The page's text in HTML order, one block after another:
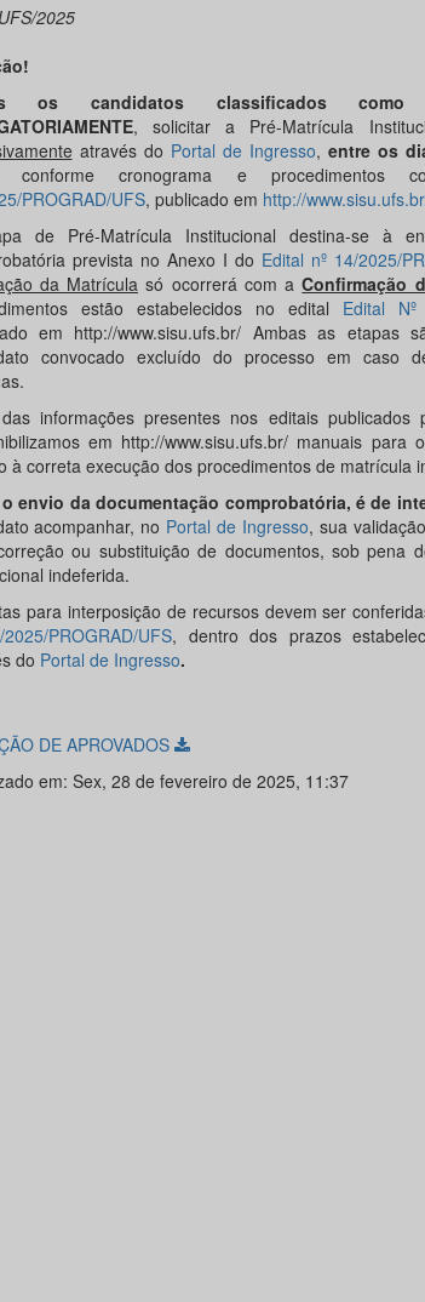
2025
os candidatos classificados como
, solicitar a Pré-Matrícula
através do Portal de Ingresso, entre os
conforme cronograma e procedimentos
PROGRAD/UFS, publicado em http://
de Pré-Matrícula Institucional destina-se à
prevista no Anexo I do Edital nº 14/2025/
da Matrícula só ocorrerá com aConfirmação
estão estabelecidos no edital Edital Nº
em http://www.sisu.ufs.br/ Ambas as etapas
convocado excluído do processo em caso
informações presentes nos editais publicados
em http://www.sisu.ufs.br/ manuais para
à correta execução dos procedimentos de matrícula
envio da documentação comprobatória, é de
acompanhar, no Portal de Ingresso, sua
ou substituição de documentos, sob pena
indeferida.
para interposição de recursos devem ser
PROGRAD/UFS, dentro dos prazos
do Portal de Ingresso.
DE APROVADOS
em: Sex, 28 de fevereiro de 2025, 11:37